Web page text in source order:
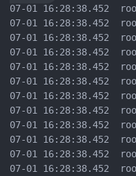
07-01 16:28:38.452
07-01 16:28:38.452
07-01 16:28:38.452
07-01 16:28:38.452
07-01 16:28:38.452
07-01 16:28:38.452
07-01 16:28:38.452
07-01 16:28:38.452
07-01 16:28:38.452
07-01 16:28:38.452
07-01 16:28:38.452
07-01 16:28:38.452